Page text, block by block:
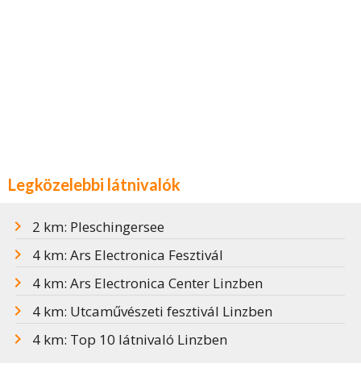
Legközelebbi látnivalók
2 km: Pleschingersee
4 km: Ars Electronica Fesztivál
4 km: Ars Electronica Center Linzben
4 km: Utcaművészeti fesztivál Linzben
4 km: Top 10 látnivaló Linzben